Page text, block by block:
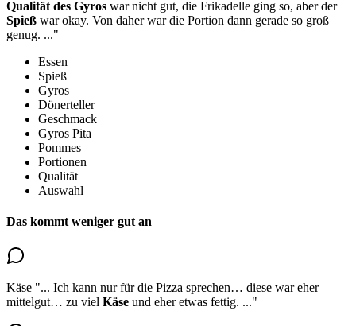
Qualität des Gyros war nicht gut, die Frikadelle ging so, aberder
Spieß war okay. Von daher war die Portion dann gerade so groß
genug. ..."
Essen
Spieß
Gyros
Dönerteller
Geschmack
Gyros Pita
Pommes
Portionen
Qualität
Auswahl
Das kommt weniger gut an
Käse "... Ich kann nur für die Pizza sprechen… diese war eher
mittelgut… zu viel Käse und eher etwas fettig. ..."